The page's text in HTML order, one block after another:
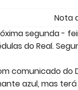
Nota
segunda -
do Real.
comunicado do
azul, mas